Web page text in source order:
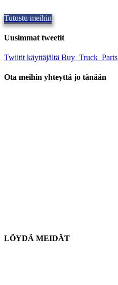
Tutustu meihin
Uusimmat tweetit
Twiitit käyttäjältä Buy_Truck_Parts
Ota meihin yhteyttä jo tänään
LÖYDÄ MEIDÄT